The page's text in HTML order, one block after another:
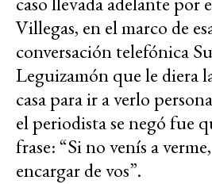
Villegas, en el marco de
conversación telefónica
Leguizamón que le diera
casa para ir a verlo
el periodista se negó fue
frase: “Si no venís a
encargar de vos”.